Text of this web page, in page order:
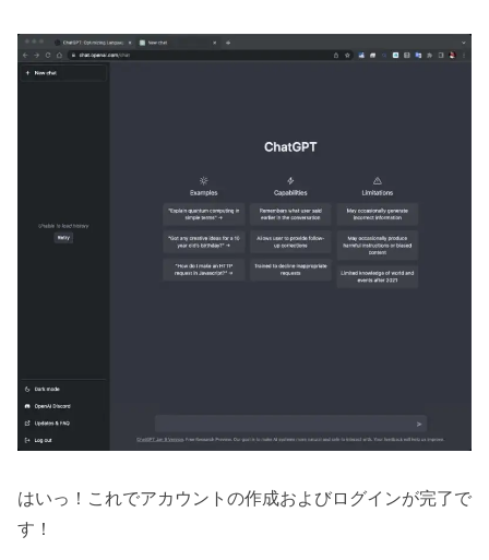
はいっ！これでアカウントの作成およびログインが完了で
す！